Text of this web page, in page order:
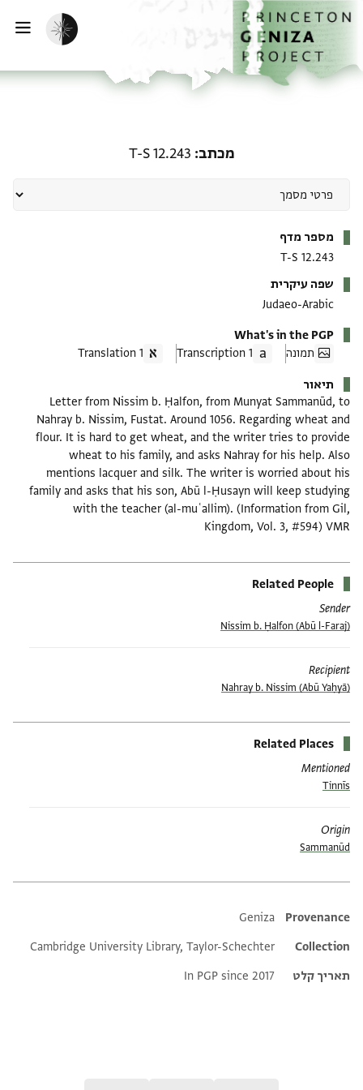
לתוכןהבית
הפעלת מצב כהה
מכתב T-S 12.243
מספר מדף
T-S 12.243
שפה עיקרית
Judaeo-Arabic
What's in the PGP
תמונה
1 Transcription
1 Translation
תיאור
Letter from Nissim b. Ḥalfon, from Munyat Sammanūd, to
Nahray b. Nissim, Fustat. Around 1056. Regarding wheat and
flour. It is hard to get wheat, and the writer tries to provide
wheat to his family, and asks Nahray for his help. Also
mentions lacquer and silk. The writer is worried about his
family and asks that his son, Abū l-Ḥusayn will keep studying
with the teacher (al-muʿallim). (Information from Gil,
Kingdom, Vol. 3, #594) VMR
Related People
Sender
(Abū l-Faraj) Nissim b. Ḥalfon
Recipient
(Abū Yaḥyā) Nahray b. Nissim
Related Places
Mentioned
Tinnīs
Origin
Sammanūd
Additional metadata
Provenance
Geniza
Collection
Cambridge University Library, Taylor-Schechter
תאריך קלט
In PGP since 2017